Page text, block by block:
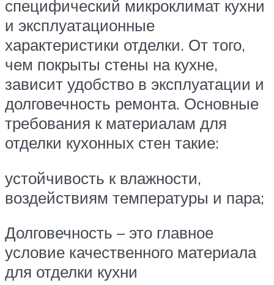
специфический микроклимат кухни
и эксплуатационные
характеристики отделки. От того,
чем покрыты стены на кухне,
зависит удобство в эксплуатации и
долговечность ремонта. Основные
требования к материалам для
отделки кухонных стен такие:
устойчивость к влажности,
воздействиям температуры и пара;
Долговечность – это главное
условие качественного материала
для отделки кухни